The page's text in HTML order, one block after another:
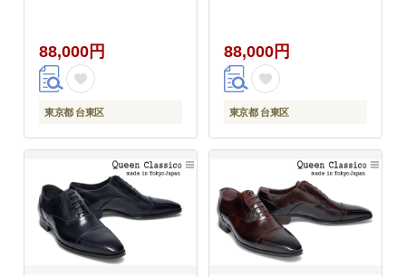
ソ仕上げ 牛革
88,000円
東京都 台東区
ソ仕上げ 牛革
88,000円
東京都 台東区